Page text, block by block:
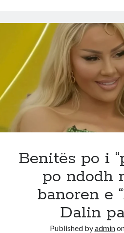
Benitës po i
po ndodh
banoren e
Dalin
Published byadmin